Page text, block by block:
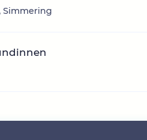
Simmering